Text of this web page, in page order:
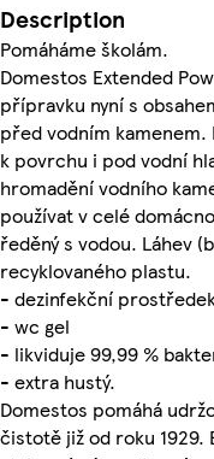
Description
Pomáháme školám.
Domestos Extended
přípravku nyní s
před vodním
k povrchu i pod vodní
hromadění vodního
používat v celé
ředěný s vodou. Láhev
recyklovaného plastu.
- dezinfekční
- wc gel
- likviduje 99,99 %
- extra hustý.
Domestos pomáhá
čistotě již od roku 1929.